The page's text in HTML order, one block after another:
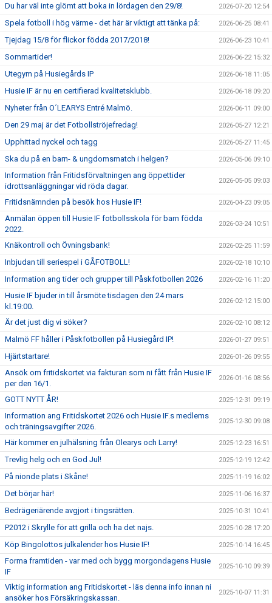
Du har väl inte glömt att boka in lördagen den 29/8! 2026-07-20 12:54
Spela fotboll i hög värme - det här är viktigt att tänka på: 2026-06-25 08:41
Tjejdag 15/8 för flickor födda 2017/2018! 2026-06-23 10:41
Sommartider! 2026-06-22 15:32
Utegym på Husiegårds IP 2026-06-18 11:05
Husie IF är nu en certifierad kvalitetsklubb. 2026-06-18 09:20
Nyheter från O´LEARYS Entré Malmö. 2026-06-11 09:00
Den 29 maj är det Fotbollströjefredag! 2026-05-27 12:21
Upphittad nyckel och tagg 2026-05-27 11:45
Ska du på en barn- & ungdomsmatch i helgen? 2026-05-06 09:10
Information från Fritidsförvaltningen ang öppettider
idrottsanläggningar vid röda dagar.
2026-05-05 09:03
Fritidsnämnden på besök hos Husie IF! 2026-04-23 09:05
Anmälan öppen till Husie IF fotbollsskola för barn födda
2022.
2026-03-24 10:51
Knäkontroll och Övningsbank! 2026-02-25 11:59
Inbjudan till seriespel i GÅFOTBOLL! 2026-02-18 10:10
Information ang tider och grupper till Påskfotbollen 2026 2026-02-16 11:20
Husie IF bjuder in till årsmöte tisdagen den 24 mars
kl.19:00.
2026-02-12 15:00
Är det just dig vi söker? 2026-02-10 08:12
Malmö FF håller i Påskfotbollen på Husiegård IP! 2026-01-27 09:51
Hjärtstartare! 2026-01-26 09:55
Ansök om fritidskortet via fakturan som ni fått från Husie IF
per den 16/1.
2026-01-16 08:56
GOTT NYTT ÅR! 2025-12-31 09:19
Information ang Fritidskortet 2026 och Husie IF.s medlems
och träningsavgifter 2026.
2025-12-30 09:08
Här kommer en julhälsning från Olearys och Larry! 2025-12-23 16:51
Trevlig helg och en God Jul! 2025-12-19 12:42
På nionde plats i Skåne! 2025-11-19 16:02
Det börjar här! 2025-11-06 16:37
Bedrägeriärende avgjort i tingsrätten. 2025-10-31 10:41
P2012 i Skrylle för att grilla och ha det najs. 2025-10-28 17:20
Köp Bingolottos julkalender hos Husie IF! 2025-10-14 16:45
Forma framtiden - var med och bygg morgondagens Husie
IF
2025-10-10 09:39
Viktig information ang Fritidskortet - läs denna info innan ni
ansöker hos Försäkringskassan.
2025-10-07 11:31